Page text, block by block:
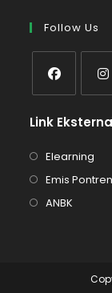
Follow Us
Link
Elearning
Emis Pontren
ANBK